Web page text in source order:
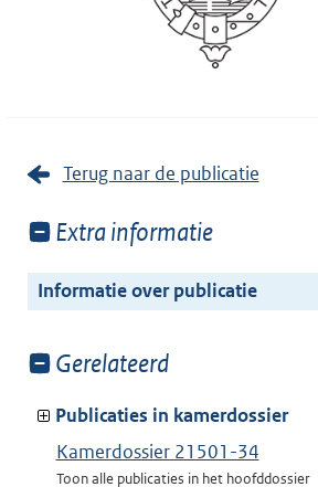
Terug naar de publicatie
Toon
van:
Extra informatie
Informatie over publicatie
Toon
van:
Gerelateerd
Publicaties in kamerdossier
Kamerdossier 21501-34
Toon alle publicaties in het hoofddossier